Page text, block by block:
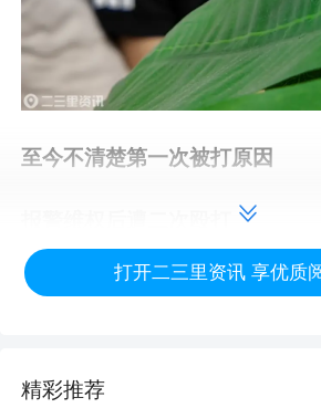
至今不清楚第一次被打原因
6月19日晚间，小赵告诉记者，
打开二三里资讯 享优质
精彩推荐